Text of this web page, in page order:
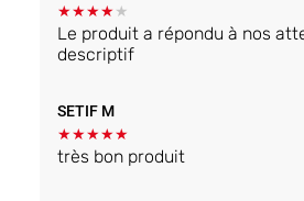
★★★★★
Le produit a répondu à nos
descriptif
SETIF M
★★★★★
très bon produit